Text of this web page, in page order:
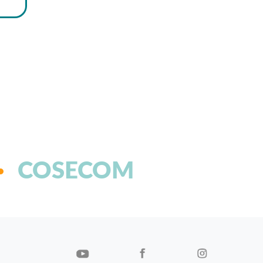
COSECOM